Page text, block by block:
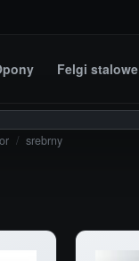
Felgi stalowe
/ srebrny